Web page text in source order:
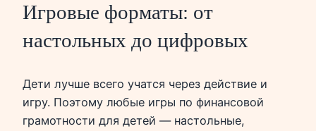
Игровые форматы: от
настольных до цифровых
Дети лучше всего учатся через действие и
игру. Поэтому любые игры по финансовой
грамотности для детей — настольные,